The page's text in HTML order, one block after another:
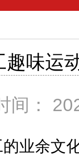
趣味运
间：
余文化